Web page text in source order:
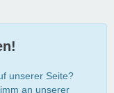
unserer Seite?
an unserer